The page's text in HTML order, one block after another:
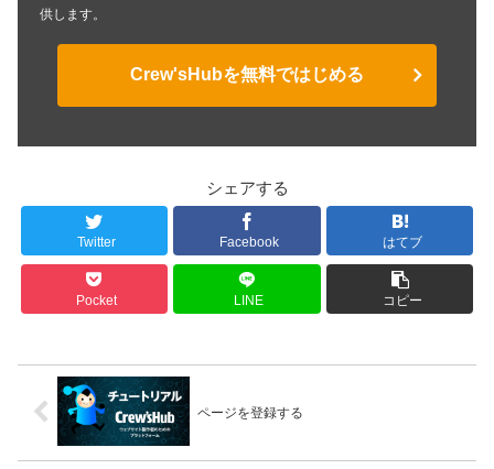
供します。
Crew'sHubを無料ではじめる
シェアする
Twitter Facebook はてブ
Pocket LINE コピー
ページを登録する